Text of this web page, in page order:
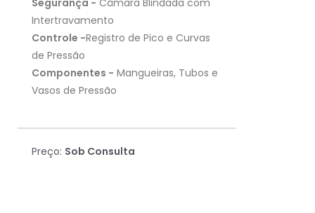
Intertravamento
Controle -Registro de Pico e Curvas
de Pressão
Componentes - Mangueiras, Tubos e
Vasos de Pressão
Preço: Sob Consulta